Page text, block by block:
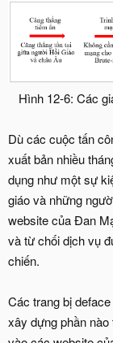
Hình 12-6: Các
Dù các cuộc tấn
xuất bản nhiều
dụng như một sự
giáo và những
website của Đan
và từ chối dịch vụ
chiến.
Các trang bị
xây dựng phần